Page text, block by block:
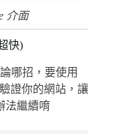
介面
快)
哪招，要使用
證你的網站，讓
法繼續唷